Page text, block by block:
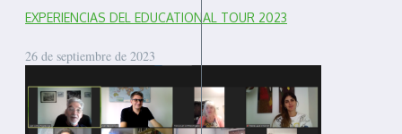
EXPERIENCIAS DEL EDUCATIONAL TOUR 2023
26 de septiembre de 2023